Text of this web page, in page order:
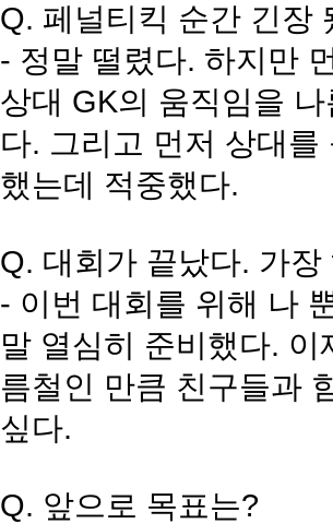
Q. 페널티킥 순간 긴장
- 정말 떨렸다. 하지만
상대 GK의 움직임을
다. 그리고 먼저 상대
했는데 적중했다.
Q. 대회가 끝났다. 가
- 이번 대회를 위해 나
말 열심히 준비했다.
름철인 만큼 친구들과
싶다.
Q. 앞으로 목표는?